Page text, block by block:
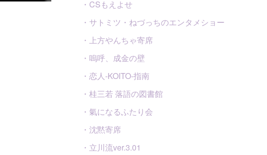
・CSもえよせ
・サトミツ・ねづっちのエンタメショー
・上方やんちゃ寄席
・嗚呼、成金の壁
・恋人-KOITO-指南
・桂三若 落語の図書館
・氣になるふたり会
・沈黙寄席
・立川流ver.3.01